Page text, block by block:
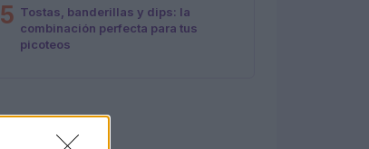
5 Tostas, banderillas y dips: la
combinación perfecta para tus
picoteos